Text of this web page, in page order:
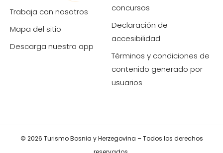
Trabaja con nosotros
Mapa del sitio
Descarga nuestra app
concursos
Declaración de
accesibilidad
Términos y condiciones de
contenido generado por
usuarios
© 2026 Turismo Bosnia y Herzegovina – Todos los derechos